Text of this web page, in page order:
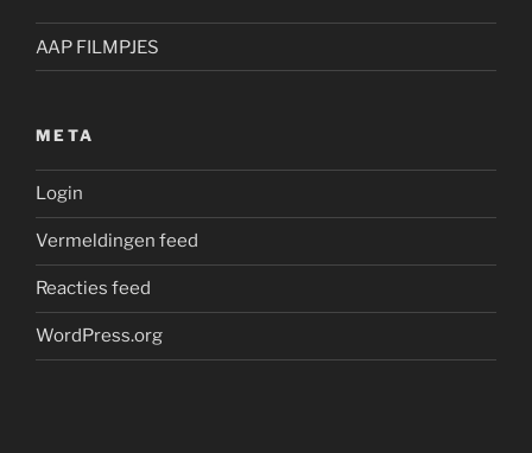
AAP FILMPJES
META
Login
Vermeldingen feed
Reacties feed
WordPress.org